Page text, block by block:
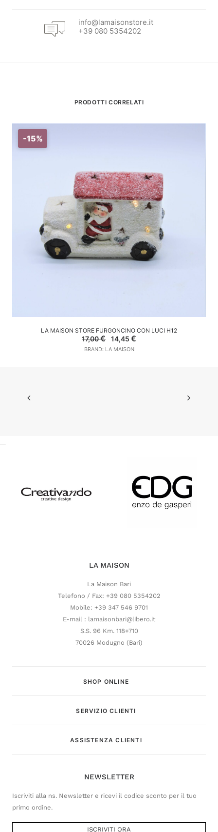
info@lamaisonstore.it
+39 080 5354202
PRODOTTI CORRELATI
-15%
AGGIUNGI AL CARRELLO
LA MAISON STORE FURGONCINO CON LUCI H12
17,00€
Il
prezzo
originale
14,45 €Il
BRAND: LA MAISON
LA MAISON
La Maison Bari
Telefono / Fax: +39 080 5354202
Mobile: +39 347 546 9701
E-mail : lamaisonbari@libero.it
S.S. 96 Km. 118+710
70026 Modugno (Bari)
SHOP ONLINE
SERVIZIO CLIENTI
ASSISTENZA CLIENTI
NEWSLETTER
Iscriviti alla ns. Newsletter e ricevi il codice sconto per il tuo
primo ordine.
ISCRIVITI ORA
Customer Service